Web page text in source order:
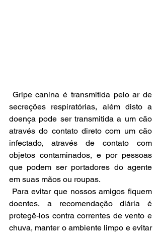
secreções respiratórias, além disto a
doença pode ser transmitida a um cão
através do contato direto com um cão
infectado, através de contato com
objetos contaminados, e por pessoas
que podem ser portadores do agente
em suas mãos ou roupas.
doentes, a recomendação diária é
protegê-los contra correntes de vento e
chuva, manter o ambiente limpo e evitar